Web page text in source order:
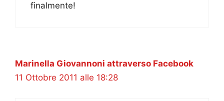
finalmente!
Marinella Giovannoni attraverso Facebook
11 Ottobre 2011 alle 18:28